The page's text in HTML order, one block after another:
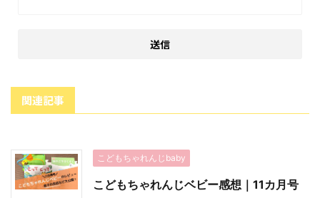
関連記事
こどもちゃれんじbaby
こどもちゃれんじベビー感想｜11カ月号